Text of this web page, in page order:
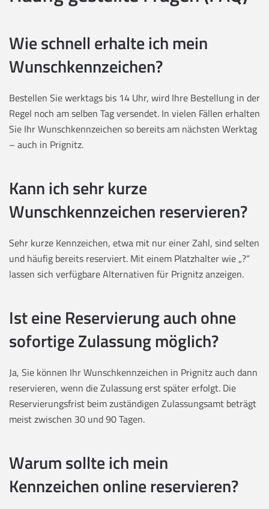
Wie schnell erhalte ich mein
Wunschkennzeichen?
Bestellen Sie werktags bis 14 Uhr, wird Ihre Bestellung in der
Regel noch am selben Tag versendet. In vielen Fällen erhalten
Sie Ihr Wunschkennzeichen so bereits am nächsten Werktag
– auch in Prignitz.
Kann ich sehr kurze
Wunschkennzeichen reservieren?
Sehr kurze Kennzeichen, etwa mit nur einer Zahl, sind selten
und häufig bereits reserviert. Mit einem Platzhalter wie „?“
lassen sich verfügbare Alternativen für Prignitz anzeigen.
Ist eine Reservierung auch ohne
sofortige Zulassung möglich?
Ja, Sie können Ihr Wunschkennzeichen in Prignitz auch dann
reservieren, wenn die Zulassung erst später erfolgt. Die
Reservierungsfrist beim zuständigen Zulassungsamt beträgt
meist zwischen 30 und 90 Tagen.
Warum sollte ich mein
Kennzeichen online reservieren?